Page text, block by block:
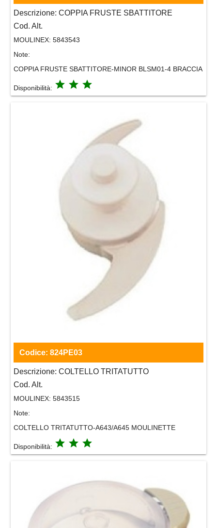
Descrizione: COPPIA FRUSTE SBATTITORE
Cod. Alt.
MOULINEX: 5843543
Note:
COPPIA FRUSTE SBATTITORE-MINOR BLSM01-4 BRACCIA
Disponibilità: grade grade grade
Codice: 824PE03
Descrizione: COLTELLO TRITATUTTO
Cod. Alt.
MOULINEX: 5843515
Note:
COLTELLO TRITATUTTO-A643/A645 MOULINETTE
Disponibilità: grade grade grade